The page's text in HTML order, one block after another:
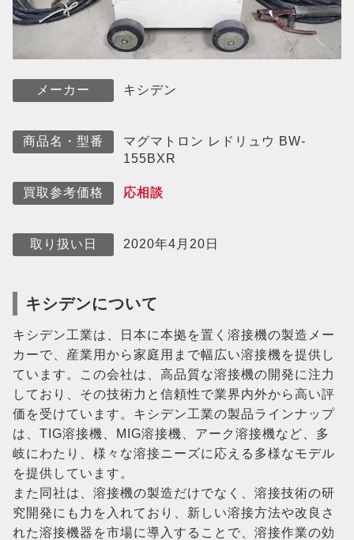
メーカー キシデン
商品名・型番
マグマトロン レドリュウ BW-
155BXR
買取参考価格 応相談
取り扱い日 2020年4月20日
キシデンについて
キシデン工業は、日本に本拠を置く溶接機の製造メー
カーで、産業用から家庭用まで幅広い溶接機を提供し
ています。この会社は、高品質な溶接機の開発に注力
しており、その技術力と信頼性で業界内外から高い評
価を受けています。キシデン工業の製品ラインナップ
は、TIG溶接機、MIG溶接機、アーク溶接機など、多
岐にわたり、様々な溶接ニーズに応える多様なモデル
を提供しています。
また同社は、溶接機の製造だけでなく、溶接技術の研
究開発にも力を入れており、新しい溶接方法や改良さ
れた溶接機器を市場に導入することで、溶接作業の効